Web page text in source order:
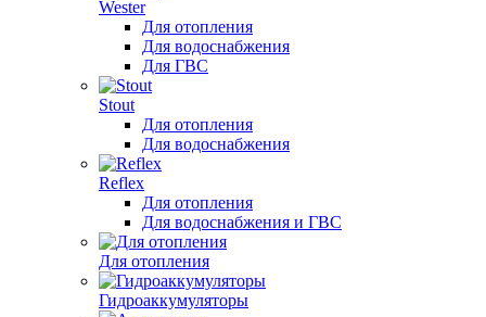
Wester
Для отопления
Для водоснабжения
Для ГВС
Stout
Для отопления
Для водоснабжения
Reflex
Для отопления
Для водоснабжения и ГВС
Для отопления
Гидроаккумуляторы